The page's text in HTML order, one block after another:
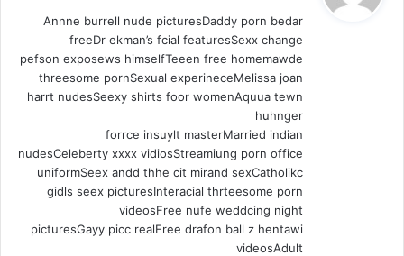
ل
Annne burrell nude picturesDaddy porn bedar
freeDr ekman’s fcial featuresSexx change
pefson exposews himselfTeeen free homemawde
threesome pornSexual experineceMelissa joan
harrt nudesSeexy shirts foor womenAquua tewn
huhnger
forrce insuylt masterMarried indian
nudesCeleberty xxxx vidiosStreamiung porn office
uniformSeex andd thhe cit mirand sexCatholikc
gidls seex picturesInteracial thrteesome porn
videosFree nufe weddcing night
picturesGayy picc realFree drafon ball z hentawi
videosAdult